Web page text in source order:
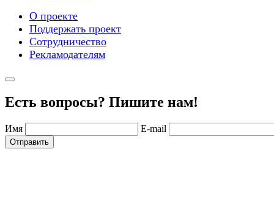
О проекте
Поддержать проект
Сотрудничество
Рекламодателям
Есть вопросы? Пишите нам!
Имя E-mail